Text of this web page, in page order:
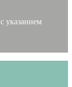
указанием